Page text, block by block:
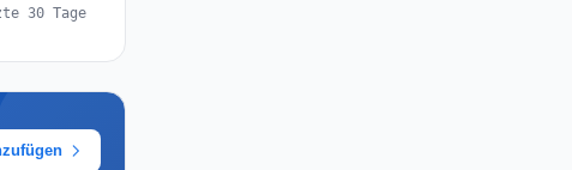
30 Tage